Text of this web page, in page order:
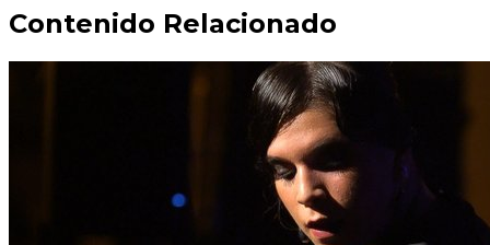
Contenido Relacionado